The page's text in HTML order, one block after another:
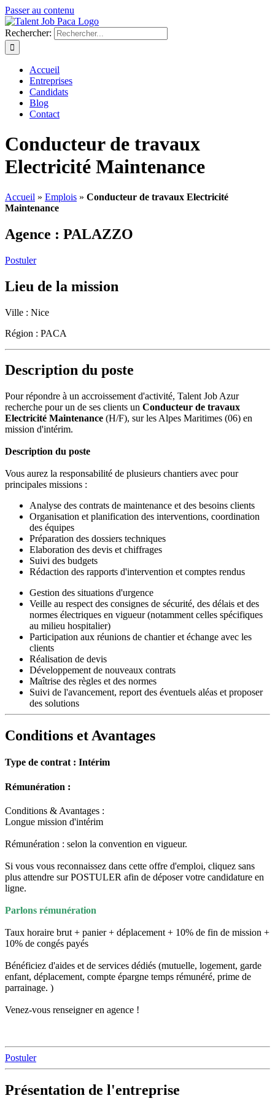
Passer au contenu
Rechercher:
Accueil
Entreprises
Candidats
Blog
Contact
Conducteur de travaux
Electricité Maintenance
Accueil » Emplois » Conducteur de travaux Electricité
Maintenance
Agence : PALAZZO
Postuler
Lieu de la mission
Ville : Nice
Région : PACA
Description du poste
Pour répondre à un accroissement d'activité, Talent Job Azur
recherche pour un de ses clients un Conducteur de travaux
Electricité Maintenance (H/F), sur les Alpes Maritimes (06) en
mission d'intérim.
Description du poste
Vous aurez la responsabilité de plusieurs chantiers avec pour
principales missions :
Analyse des contrats de maintenance et des besoins clients
Organisation et planification des interventions, coordination
des équipes
Préparation des dossiers techniques
Elaboration des devis et chiffrages
Suivi des budgets
Rédaction des rapports d'intervention et comptes rendus
Gestion des situations d'urgence
Veille au respect des consignes de sécurité, des délais et des
normes électriques en vigueur (notamment celles spécifiques
au milieu hospitalier)
Participation aux réunions de chantier et échange avec les
clients
Réalisation de devis
Développement de nouveaux contrats
Maîtrise des règles et des normes
Suivi de l'avancement, report des éventuels aléas et proposer
des solutions
Conditions et Avantages
Type de contrat : Intérim
Rémunération :
Conditions & Avantages :
Longue mission d'intérim
Rémunération : selon la convention en vigueur.
Si vous vous reconnaissez dans cette offre d'emploi, cliquez sans
plus attendre sur POSTULER afin de déposer votre candidature en
ligne.
Parlons rémunération
Taux horaire brut + panier + déplacement + 10% de fin de mission +
10% de congés payés
Bénéficiez d'aides et de services dédiés (mutuelle, logement, garde
enfant, déplacement, compte épargne temps rémunéré, prime de
parrainage. )
Venez-vous renseigner en agence !
Postuler
Présentation de l'entreprise